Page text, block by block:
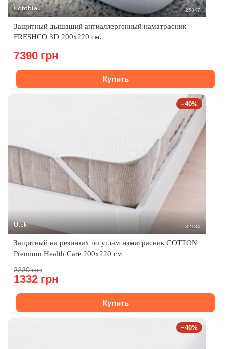
Cotoblau 25847
Защитный дышащий антиаллергенный наматрасник
FRESHCO 3D 200х220 см.
7390 грн
Купить
−40%
Utek 82184
Защитный на резинках по углам наматрасник COTTON
Premium Health Care 200x220 см
2220 грн
1332 грн
Купить
−40%